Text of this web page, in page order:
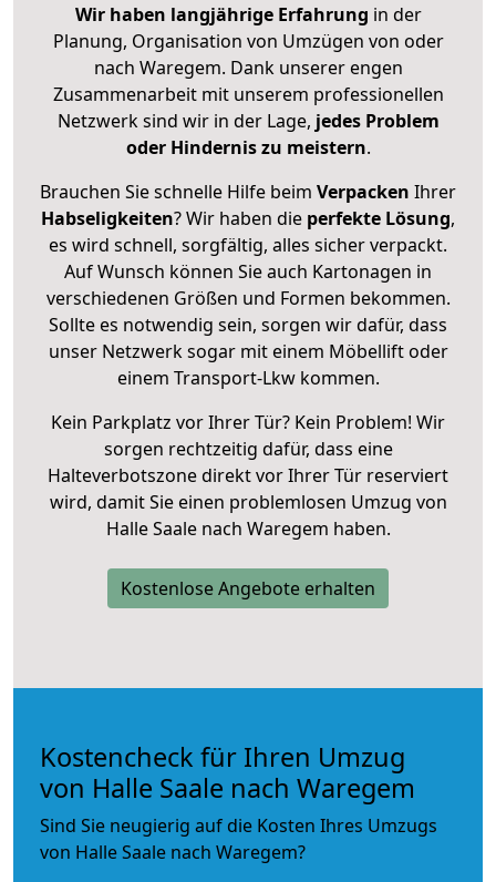
Wir haben langjährige Erfahrung in der
Planung, Organisation von Umzügen von oder
nach Waregem. Dank unserer engen
Zusammenarbeit mit unserem professionellen
Netzwerk sind wir in der Lage, jedes Problem
oder Hindernis zu meistern.
Brauchen Sie schnelle Hilfe beim Verpacken Ihrer
Habseligkeiten? Wir haben die perfekte Lösung,
es wird schnell, sorgfältig, alles sicher verpackt.
Auf Wunsch können Sie auch Kartonagen in
verschiedenen Größen und Formen bekommen.
Sollte es notwendig sein, sorgen wir dafür, dass
unser Netzwerk sogar mit einem Möbellift oder
einem Transport-Lkw kommen.
Kein Parkplatz vor Ihrer Tür? Kein Problem! Wir
sorgen rechtzeitig dafür, dass eine
Halteverbotszone direkt vor Ihrer Tür reserviert
wird, damit Sie einen problemlosen Umzug von
Halle Saale nach Waregem haben.
Kostenlose Angebote erhalten
Kostencheck für Ihren Umzug
von Halle Saale nach Waregem
Sind Sie neugierig auf die Kosten Ihres Umzugs
von Halle Saale nach Waregem?